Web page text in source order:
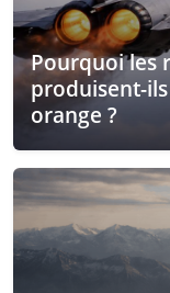
Pourquoi les
produisent-
orange ?